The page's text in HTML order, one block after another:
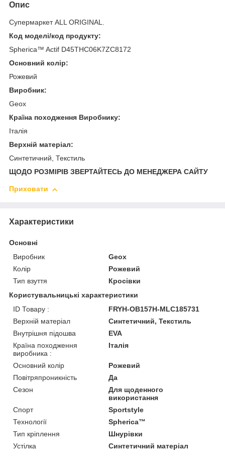
Опис
Супермаркет ALL ORIGINAL.
Код моделі/код продукту:
Spherica™ Actif D45THC06K7ZC8172
Основний колір:
Рожевий
Виробник:
Geox
Країна походження Виробнику:
Італія
Верхній матеріал:
Синтетичний, Текстиль
ЩОДО РОЗМІРІВ ЗВЕРТАЙТЕСЬ ДО МЕНЕДЖЕРА САЙТУ
Приховати
Характеристики
Основні
Виробник
Geox
Колір
Рожевий
Тип взуття
Кросівки
Користувальницькі характеристики
ID Товару :
FRYH-OB157H-MLC185731
Верхній матеріал
Синтетичний, Текстиль
Внутрішня підошва
EVA
Країна походження
виробника :
Італія
Основний колір
Рожевий
Повітряпроникність
Да
Сезон
Для щоденного
використання
Спорт
Sportstyle
Технології
Spherica™
Тип кріплення
Шнурівки
Устілка
Синтетичний матеріал